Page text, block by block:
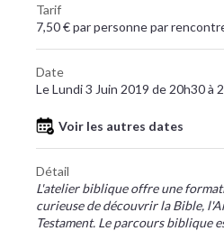
Tarif
7,50 € par personne par
Date
Le Lundi 3 Juin 2019 de 20h30 à
Voir les autres dates
Détail
L'atelier biblique offre une
curieuse de découvrir la Bible,
Testament. Le parcours biblique